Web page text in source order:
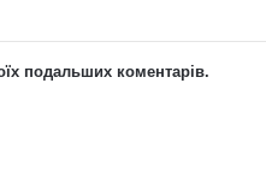
подальших коментарів.